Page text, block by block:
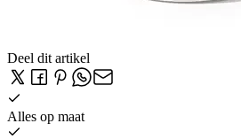
Deel dit artikel
Alles op maat